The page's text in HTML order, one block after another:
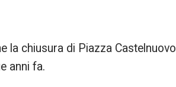
la chiusura di Piazza Castelnuovo
anni fa.